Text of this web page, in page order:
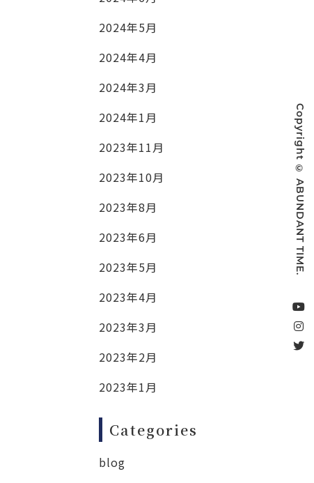
2024年5月
2024年4月
2024年3月
2024年1月
2023年11月
2023年10月
2023年8月
2023年6月
2023年5月
2023年4月
2023年3月
2023年2月
2023年1月
Categories
blog
Copyright © ABUNDANT TIME.